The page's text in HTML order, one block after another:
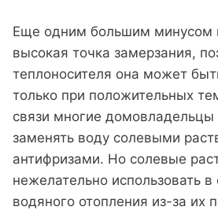
Еще одним большим минусом
высокая точка замерзания,
теплоносителя она может
только при положительных
связи многие
заменять воду солевыми
антифризами. Но солевые
нежелательно использовать в
водяного отопления из-за их